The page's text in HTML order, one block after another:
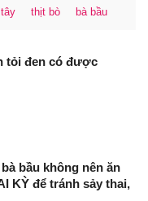
thịt bò bà bầu
tỏi đen có được
bầu không nên ăn
KỲ để tránh sảy thai,